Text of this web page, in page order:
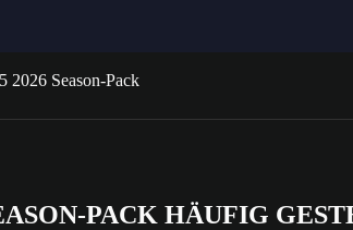
PACK HÄUFIG